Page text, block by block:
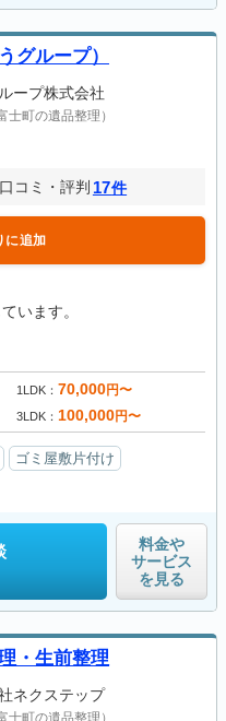
グループ）
ープ株式会社
士町の遺品整理）
口コミ・評判 17件
に追加
います。
1LDK 70,000円〜
3LDK 100,000円〜
ゴミ屋敷片付け
料金や
サービス
を見る
・生前整理
ネクステップ
士町の遺品整理）